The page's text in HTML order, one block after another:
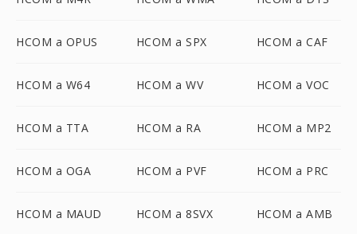
HCOM a OPUS HCOM a SPX HCOM a CAF
HCOM a W64 HCOM a WV HCOM a VOC
HCOM a TTA HCOM a RA HCOM a MP2
HCOM a OGA HCOM a PVF HCOM a PRC
HCOM a MAUD HCOM a 8SVX HCOM a AMB